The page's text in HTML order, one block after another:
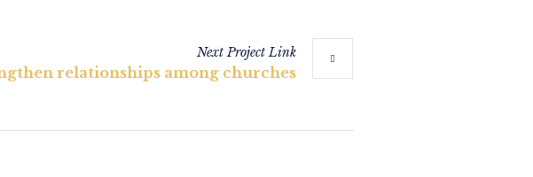
NextProjectLink
relationships among churches